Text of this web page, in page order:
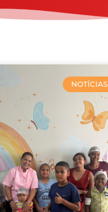
NOTÍCIAS